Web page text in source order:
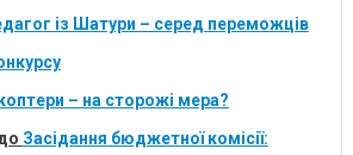
із Шатури – серед переможців
– на сторожі мера?
Засідання бюджетної комісії: